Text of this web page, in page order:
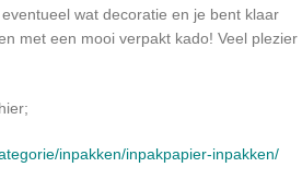
wat decoratie en je bent klaar
met een mooi verpakt kado! Veel plezier
inpakken/inpakpapier-inpakken/